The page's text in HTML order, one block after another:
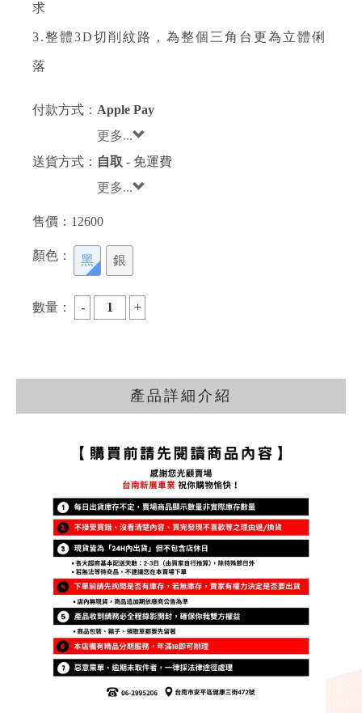
求
3.整體3D切削紋路，為整個三角台更為立體俐
落
付款方式： Apple Pay
更多...
送貨方式： 自取 - 免運費
更多...
售價： 12600
顏色： 黑 銀
數量：
產品詳細介紹